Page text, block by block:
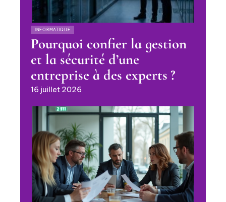
INFORMATIQUE
Pourquoi confier la gestion
et la sécurité d’une
entreprise à des experts ?
16 juillet 2026